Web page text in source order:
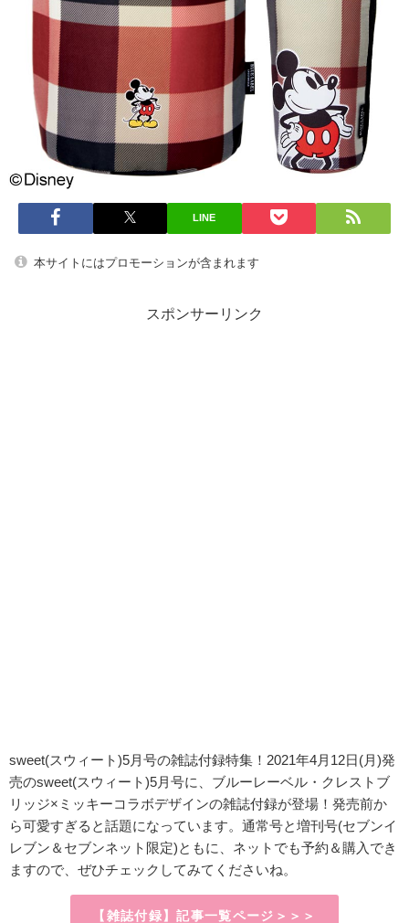
LINE
本サイトにはプロモーションが含まれます
スポンサーリンク
sweet(スウィート)5月号の雑誌付録特集！2021年4月12日(月)発
売のsweet(スウィート)5月号に、ブルーレーベル・クレストブ
リッジ×ミッキーコラボデザインの雑誌付録が登場！発売前か
ら可愛すぎると話題になっています。 通常号と増刊号(セブンイ
レブン＆セブンネット限定)ともに、ネットでも予約＆購入でき
ますので、ぜひチェックしてみてくださいね。
【雑誌付録】記事一覧ページ＞＞＞